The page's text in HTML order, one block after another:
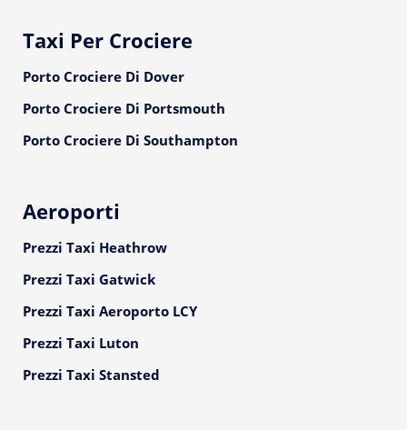
Taxi Per Crociere
Porto Crociere Di Dover
Porto Crociere Di Portsmouth
Porto Crociere Di Southampton
Aeroporti
Prezzi Taxi Heathrow
Prezzi Taxi Gatwick
Prezzi Taxi Aeroporto LCY
Prezzi Taxi Luton
Prezzi Taxi Stansted